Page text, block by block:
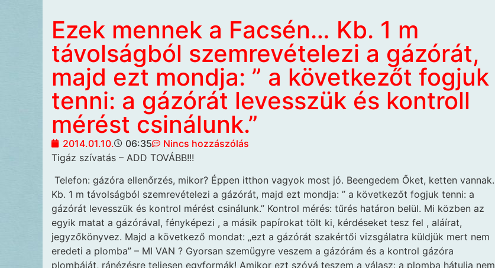
Ezek mennek a Facsén… Kb. 1 m
távolságból szemrevételezi a gázórát,
majd ezt mondja: ” a következőt fogjuk
tenni: a gázórát levesszük és kontroll
mérést csinálunk.”
2014.01.10. 06:35
Nincs hozzászólás
Tigáz szívatás – ADD TOVÁBB!!!
Telefon: gázóra ellenőrzés, mikor? Éppen itthon vagyok most jó. Beengedem Őket, ketten vannak.
Kb. 1 m távolságból szemrevételezi a gázórát, majd ezt mondja: ” a következőt fogjuk tenni: a
gázórát levesszük és kontrol mérést csinálunk.” Kontrol mérés: tűrés határon belül. Mi közben az
egyik matat a gázórával, fényképezi , a másik papírokat tölt ki, kérdéseket tesz fel , aláírat,
jegyzőkönyvez. Majd a következő mondat: „ezt a gázórát szakértői vizsgálatra küldjük mert nem
eredeti a plomba” – MI VAN ? Gyorsan szemügyre veszem a gázórám és a kontrol gázóra
plombáját, ránézésre teljesen egyformák! Amikor ezt szóvá teszem a válasz: a plomba hátulja nem